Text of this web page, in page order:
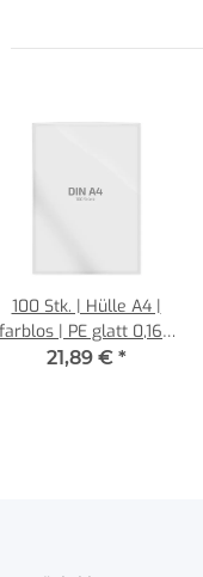
100 Stk. | Hülle A4 |
farblos | PE glatt 0,160
mm | REIF Hamburg
21,89 € *